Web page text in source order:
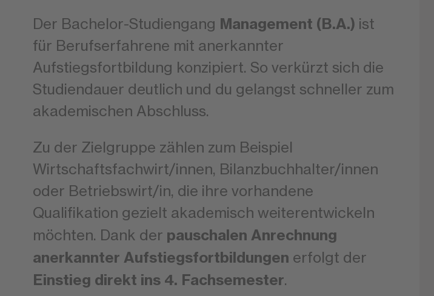
Der Bachelor-Studiengang Management (B.A.) ist
für Berufserfahrene mit anerkannter
Aufstiegsfortbildung konzipiert. So verkürzt sich die
Studiendauer deutlich und du gelangst schneller zum
akademischen Abschluss.
Zu der Zielgruppe zählen zum Beispiel
Wirtschaftsfachwirt/innen, Bilanzbuchhalter/innen
oder Betriebswirt/in, die ihre vorhandene
Qualifikation gezielt akademisch weiterentwickeln
möchten. Dank der pauschalen Anrechnung
anerkannter Aufstiegsfortbildungen erfolgt der
Einstieg direkt ins 4. Fachsemester.